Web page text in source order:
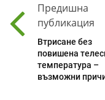
Предишна
публикация
Втрисане без
повишена
температура –
възможни